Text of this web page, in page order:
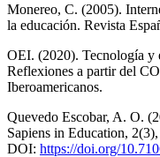
Monereo, C. (2005).
la educación. Revista
OEI. (2020). Tecnología y
Reflexiones a partir del
Iberoamericanos.
Quevedo Escobar, A. O.
Sapiens in Education,
DOI: https://doi.org/